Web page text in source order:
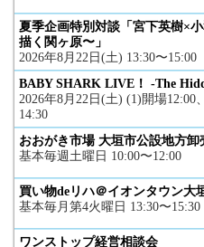
夏季企画特別対談「宮下英樹×
描く関ヶ原〜」
2026年8月22日(土) 13:30〜15:00
BABY SHARK LIVE！ -The
2026年8月22日(土) (1)開場12:00
14:30
おおがき市場 大垣市公設地方
基本毎週土曜日 10:00〜12:00
買い物deリハ＠イオンタウン大
基本毎月第4火曜日 13:30〜15:30
ワンストップ経営相談会